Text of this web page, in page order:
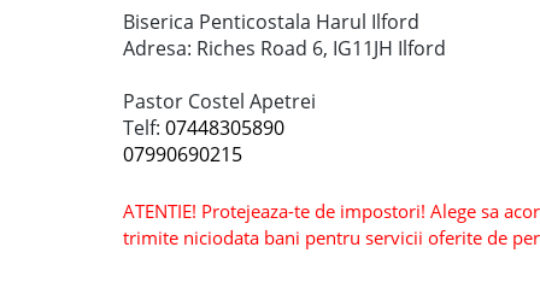
Biserica Penticostala Harul Ilford
Adresa: Riches Road 6, IG11JH Ilford
Pastor Costel Apetrei
Telf: 07448305890
07990690215
ATENTIE! Protejeaza-te de impostori! Alege sa
trimite niciodata bani pentru servicii oferite de